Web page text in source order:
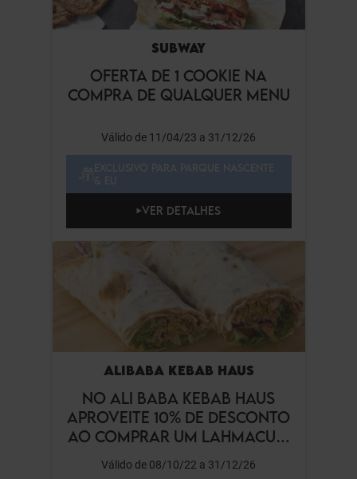
SUBWAY
OFERTA DE 1 COOKIE NA
COMPRA DE QUALQUER MENU
Válido de 11/04/23 a 31/12/26
VER DETALHES
ALIBABA KEBAB HAUS
NO ALI BABA KEBAB HAUS
APROVEITE 10% DE DESCONTO
AO COMPRAR UM LAHMACUM
Válido de 08/10/22 a 31/12/26